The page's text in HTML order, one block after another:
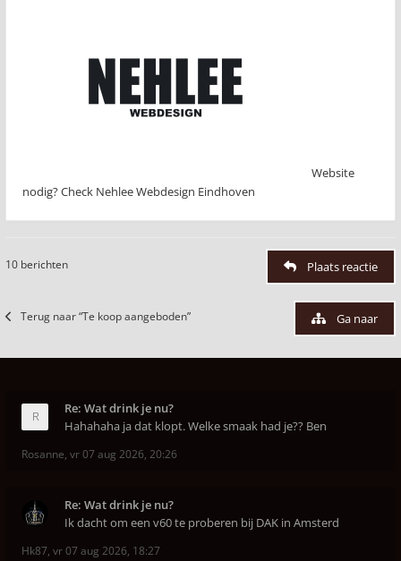
Website
nodig? Check Nehlee Webdesign Eindhoven
10 berichten Plaats reactie
Terug naar “Te koop aangeboden” Ga naar
Re: Wat drink je nu?
Hahahaha ja dat klopt. Welke smaak had je?? Ben
Rosanne, vr 07 aug 2026, 20:26
Re: Wat drink je nu?
Ik dacht om een v60 te proberen bij DAK in Amsterd
Hk87, vr 07 aug 2026, 18:27